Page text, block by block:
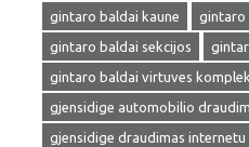
gintaro baldai kaune
gintaro
gintaro baldai sekcijos
gintaro baldai virtuves
gjensidige automobilio
gjensidige draudimas internetu